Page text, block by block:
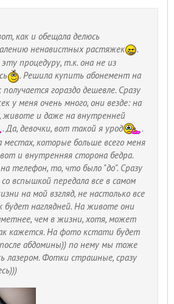
как и обещала делюсь
ненавистных растяжек
.
процедуру, т.к. она не из
. Решила купить абонемент на
гораздо дешевле. Сразу
у меня очень много, они везде: на
животе и даже на внутренней
. Да, девочки, вот такой я урод
.
которые больше всего меня
и внутренняя сторона бедра.
телефон, то, что было "до". Сразу
вспышкой передала все в самом
на мой взгляд, не настолько все
будет наглядней. На животе они
чем в жизни, хотя, может
кажется. На фото кстати будет
абдомины)) по нему мы тоже
лазером. Фотки страшные, сразу